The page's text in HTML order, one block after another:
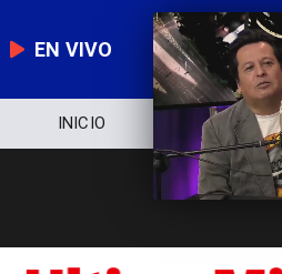
EN VIVO
INICIO NOTICIERO